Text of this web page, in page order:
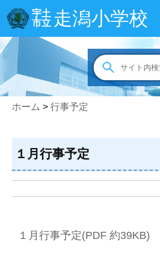
宇土
市立 走潟小学校
ホーム > 行事予定
１月行事予定
１月行事予定(PDF 約39KB)